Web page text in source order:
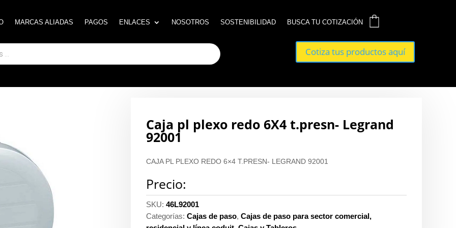
MARCAS ALIADAS PAGOS ENLACES NOSOTROS SOSTENIBILIDAD BUSCA TU COTIZACIÓN
Cotiza tus productos aquí
MARCAS ALIADAS PAGOS ENLACES NOSOTROS SOSTENIBILIDAD BUSCA TU COTIZACIÓN
Cotiza tus productos aquí
Caja pl plexo redo 6X4 t.presn- Legrand
92001
CAJA PL PLEXO REDO 6×4 T.PRESN- LEGRAND 92001
Precio:
SKU:46L92001
Categorías:Cajas de paso,Cajas de paso para sector comercial,